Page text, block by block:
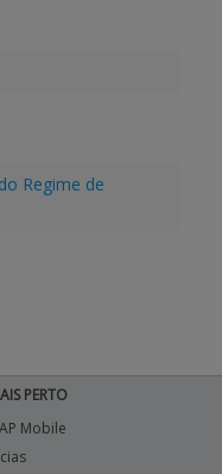
Regime de
PERTO
Mobile